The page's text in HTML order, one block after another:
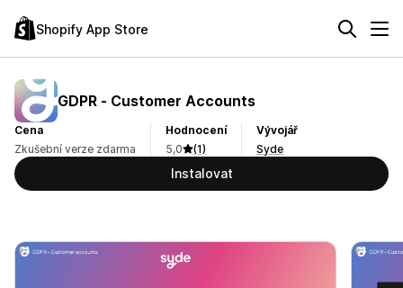
Shopify App Store
GDPR ‑ Customer Accounts
Cena
Zkušební verze zdarma
Hodnocení
5,0
(1)
Vývojář
Syde
Instalovat